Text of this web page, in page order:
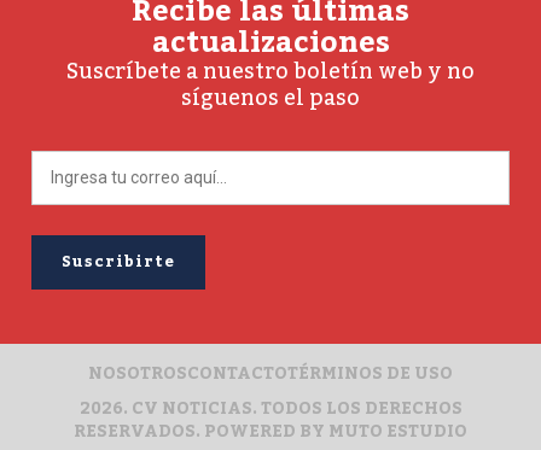
actualizaciones
Suscríbete a nuestro boletín web y no
síguenos el paso
2026. CV NOTICIAS. TODOS LOS DERECHOS
RESERVADOS. POWERED BYMUTO ESTUDIO
NOSOTROSCONTACTOTÉRMINOS DE USO